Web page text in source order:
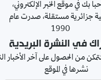
بك في موقع الخبر الإلكتروني،
جزائرية مستقلة، صدرت عام
1990
في النشرة البريدية
من الحصول على آخر الأخبار
نشرها في الموقع